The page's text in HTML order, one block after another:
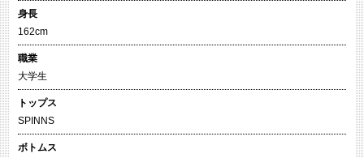
身長
162cm
職業
大学生
トップス
SPINNS
ボトムス